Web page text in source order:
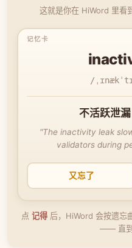
这就是你在 HiWord 里
/
不活跃泄漏
"The inactivity leak
validators during
又忘了
点 记得后，HiWord 会按遗忘
—— 直到